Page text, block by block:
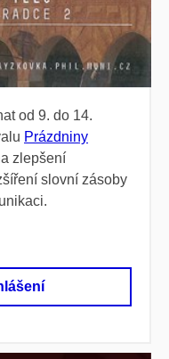
od 9. do 14.
Prázdniny
zlepšení
slovní zásoby